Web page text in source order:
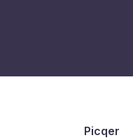
Picqer